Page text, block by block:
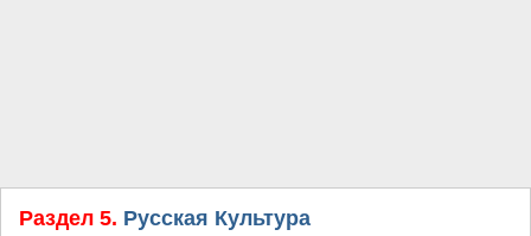
Раздел 5. Русская Культура